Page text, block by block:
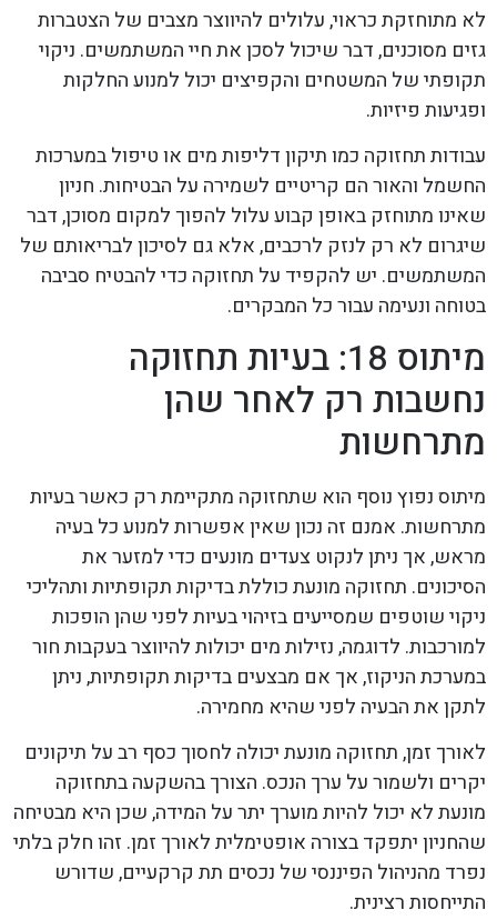
לא מתוחזקת כראוי, עלולים להיווצר מצבים של הצטברות
גזים מסוכנים, דבר שיכול לסכן את חיי המשתמשים. ניקוי
תקופתי של המשטחים והקפיצים יכול למנוע החלקות
ופגיעות פיזיות.
עבודות תחזוקה כמו תיקון דליפות מים או טיפול במערכות
החשמל והאור הם קריטיים לשמירה על הבטיחות. חניון
שאינו מתוחזק באופן קבוע עלול להפוך למקום מסוכן, דבר
שיגרום לא רק לנזק לרכבים, אלא גם לסיכון לבריאותם של
המשתמשים. יש להקפיד על תחזוקה כדי להבטיח סביבה
בטוחה ונעימה עבור כל המבקרים.
מיתוס 18: בעיות תחזוקה
נחשבות רק לאחר שהן
מתרחשות
מיתוס נפוץ נוסף הוא שתחזוקה מתקיימת רק כאשר בעיות
מתרחשות. אמנם זה נכון שאין אפשרות למנוע כל בעיה
מראש, אך ניתן לנקוט צעדים מונעים כדי למזער את
הסיכונים. תחזוקה מונעת כוללת בדיקות תקופתיות ותהליכי
ניקוי שוטפים שמסייעים בזיהוי בעיות לפני שהן הופכות
למורכבות. לדוגמה, נזילות מים יכולות להיווצר בעקבות חור
במערכת הניקוז, אך אם מבצעים בדיקות תקופתיות, ניתן
לתקן את הבעיה לפני שהיא מחמירה.
לאורך זמן, תחזוקה מונעת יכולה לחסוך כסף רב על תיקונים
יקרים ולשמור על ערך הנכס. הצורך בהשקעה בתחזוקה
מונעת לא יכול להיות מוערך יתר על המידה, שכן היא מבטיחה
שהחניון יתפקד בצורה אופטימלית לאורך זמן. זהו חלק בלתי
נפרד מהניהול הפיננסי של נכסים תת קרקעיים, שדורש
התייחסות רצינית.